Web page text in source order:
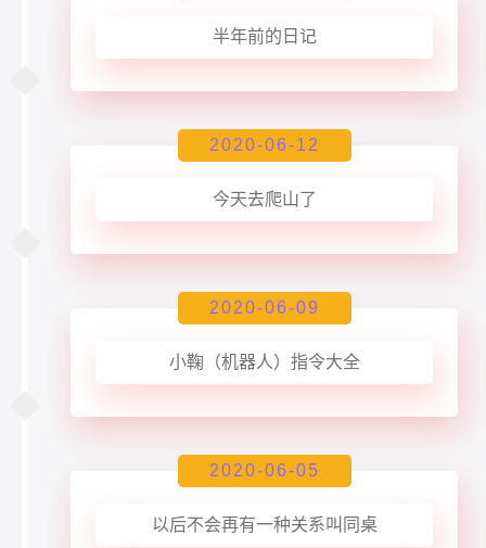
半年前的日记
2020-06-12
今天去爬山了
2020-06-09
小鞠（机器人）指令大全
2020-06-05
以后不会再有一种关系叫同桌